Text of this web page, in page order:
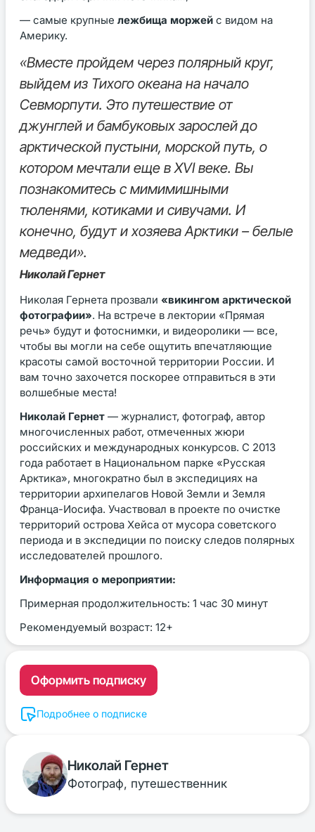
— самые крупные лежбища моржей с видом на
Америку.
«Вместе пройдем через полярный круг,
выйдем из Тихого океана на начало
Севморпути. Это путешествие от
джунглей и бамбуковых зарослей до
арктической пустыни, морской путь, о
котором мечтали еще в XVI веке. Вы
познакомитесь с мимимишными
тюленями, котиками и сивучами. И
конечно, будут и хозяева Арктики – белые
медведи».
Николай Гернет
Николая Гернета прозвали «викингом арктической
фотографии». На встрече в лектории «Прямая
речь» будут и фотоснимки, и видеоролики — все,
чтобы вы могли на себе ощутить впечатляющие
красоты самой восточной территории России. И
вам точно захочется поскорее отправиться в эти
волшебные места!
Николай Гернет — журналист, фотограф, автор
многочисленных работ, отмеченных жюри
российских и международных конкурсов. С 2013
года работает в Национальном парке «Русская
Арктика», многократно был в экспедициях на
территории архипелагов Новой Земли и Земля
Франца-Иосифа. Участвовал в проекте по очистке
территорий острова Хейса от мусора советского
периода и в экспедиции по поиску следов полярных
исследователей прошлого.
Информация о мероприятии:
Примерная продолжительность: 1 час 30 минут
Рекомендуемый возраст: 12+
Оформить подписку
Подробнее о подписке
Николай Гернет
Фотограф, путешественник